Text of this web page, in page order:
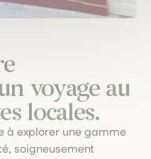
voyage au
locales.
à explorer une gamme
soigneusement